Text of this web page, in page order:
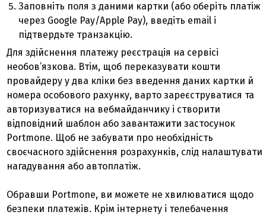
Заповніть поля з даними картки (або оберіть платіж
через Google Pay/Apple Pay), введіть email і
підтвердьте транзакцію.
Для здійснення платежу реєстрація на сервісі
необов’язкова. Втім, щоб переказувати кошти
провайдеру у два кліки без введення даних картки й
номера особового рахунку, варто зареєструватися та
авторизуватися на вебмайданчику і створити
відповідний шаблон або завантажити застосунок
Portmone. Щоб не забувати про необхідність
своєчасного здійснення розрахунків, слід налаштувати
нагадування або автоплатіж.
Обравши Portmone, ви можете не хвилюватися щодо
безпеки платежів. Крім інтернету і телебачення